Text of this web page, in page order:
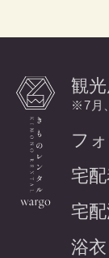
観
※7月
フ
宅
宅
浴